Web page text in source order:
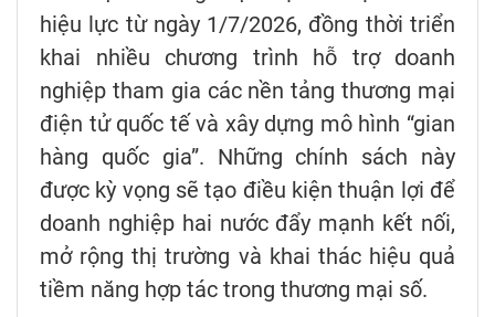
hiệu lực từ ngày 1/7/2026, đồng thời triển
khai nhiều chương trình hỗ trợ doanh
nghiệp tham gia các nền tảng thương mại
điện tử quốc tế và xây dựng mô hình “gian
hàng quốc gia”. Những chính sách này
được kỳ vọng sẽ tạo điều kiện thuận lợi để
doanh nghiệp hai nước đẩy mạnh kết nối,
mở rộng thị trường và khai thác hiệu quả
tiềm năng hợp tác trong thương mại số.